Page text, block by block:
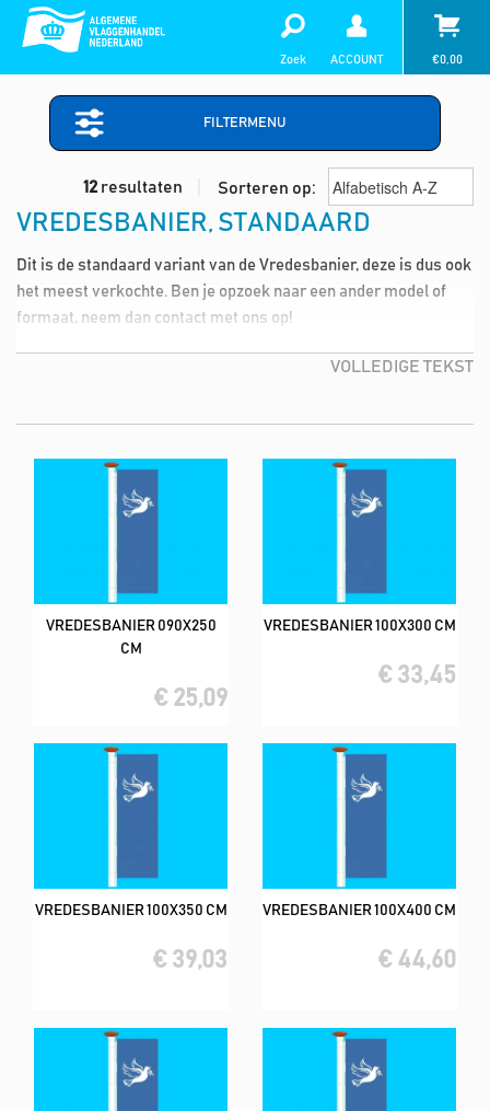
Zoek ACCOUNT €0,00
FILTERMENU
12 resultaten Sorteren op:
VREDESBANIER, STANDAARD
Dit is de standaard variant van de Vredesbanier, deze is dus ook
het meest verkochte. Ben je opzoek naar een ander model of
formaat, neem dan contact met ons op!
VOLLEDIGE TEKST
VREDESBANIER 090X250
CM
€ 25,09
VREDESBANIER 100X300 CM
€ 33,45
VREDESBANIER 100X350 CM
€ 39,03
VREDESBANIER 100X400 CM
€ 44,60